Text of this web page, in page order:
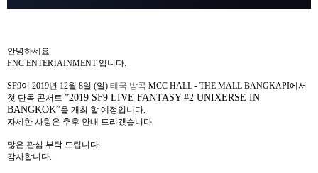
안녕하세요
FNC ENTERTAINMENT 입니다.
SF9이 2019년 12월 8일 (일) 태국 방콕 MCC HALL - THE MALL BANGKAPI에서
첫 단독 콘서트 ”2019 SF9 LIVE FANTASY #2 UNIXERSE IN
BANGKOK”을 개최 할 예정입니다.
자세한 사항은 추후 안내 드리겠습니다.
많은 관심 부탁 드립니다.
감사합니다.